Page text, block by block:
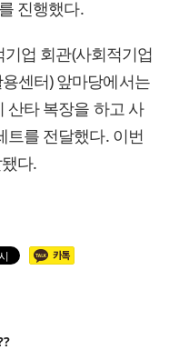
진행했다.
업 회관(사회적기업
센터) 앞마당에서는
산타 복장을 하고 사
트를 전달했다. 이번
다.